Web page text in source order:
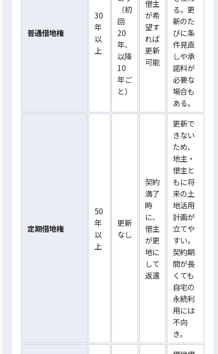
普通借地権
30
年
以
上
（初
回
20
年、
以降
10
年ご
と）
借主
が希
望す
れば
更新
可能
る。更
新のた
びに条
件見直
しや承
諾料が
必要な
場合も
ある。
定期借地権
50
年
以
上
更新
なし
契約
満了
時
に、
借主
が更
地に
して
返還
更新で
きない
ため、
地主・
借主と
もに将
来の土
地活用
計画が
立てや
すい。
契約期
間が長
くても
自宅の
永続利
用には
不向
き。